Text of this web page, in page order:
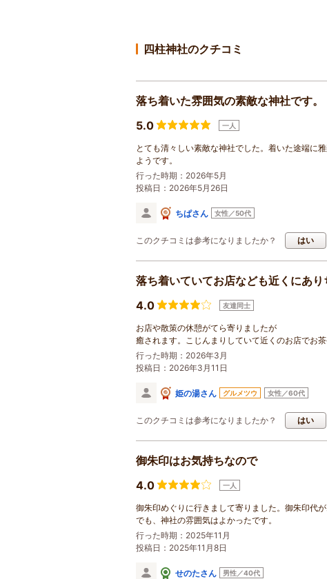
四柱神社のクチコミ
落ち着いた雰囲気の素敵な神社です。
5.0
一人
とても清々しい素敵な神社でした。着いた途端に
ようです。
行った時期：2026年5月
投稿日：2026年5月26日
ちぱさん 女性／50代
このクチコミは参考になりましたか？ はい
落ち着いていてお店なども近くにあり
4.0
友達同士
お店や散策の休憩がてら寄りましたが
癒されます。こじんまりしていて近くのお店でお
行った時期：2026年3月
投稿日：2026年3月11日
姫の湯さん グルメツウ 女性／60代
このクチコミは参考になりましたか？ はい
御朱印はお気持ちなので
4.0
一人
御朱印めぐりに行きまして寄りました。御朱印代
でも、神社の雰囲気はよかったです。
行った時期：2025年11月
投稿日：2025年11月8日
せのたさん 男性／40代